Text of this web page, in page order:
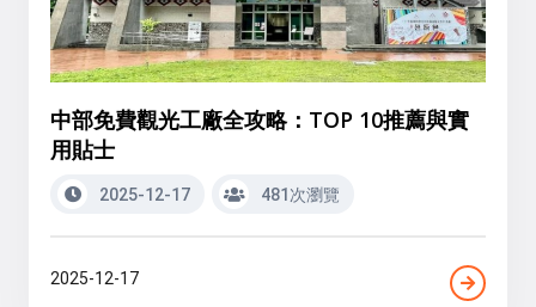
中部免費觀光工廠全攻略：TOP 10推薦與實
用貼士
2025-12-17 481次瀏覽
2025-12-17